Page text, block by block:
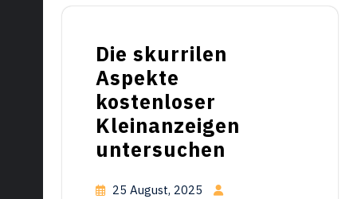
Die skurrilen
Aspekte
kostenloser
Kleinanzeigen
untersuchen
25 August, 2025